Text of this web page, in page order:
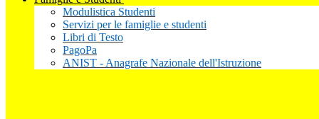
Modulistica Studenti
Servizi per le famiglie e studenti
Libri di Testo
PagoPa
ANIST - Anagrafe Nazionale dell'Istruzione